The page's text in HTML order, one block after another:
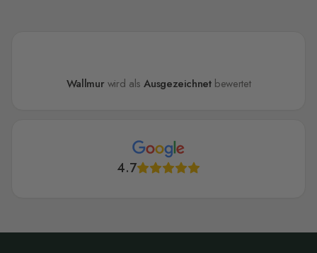
Wallmur wird alsAusgezeichnetbewertet
4.7